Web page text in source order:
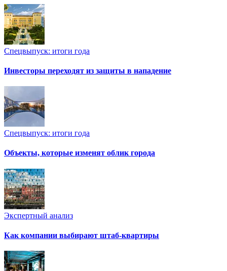
Спецвыпуск: итоги года
Инвесторы переходят из защиты в нападение
Спецвыпуск: итоги года
Объекты, которые изменят облик города
Экспертный анализ
Как компании выбирают штаб-квартиры